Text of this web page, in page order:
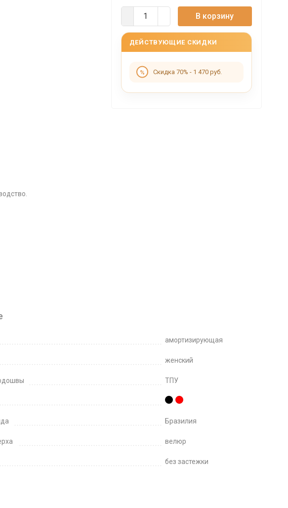
В корзину
ДЕЙСТВУЮЩИЕ СКИДКИ
Скидка 70% - 1 470 руб.
амортизирующая
женский
ТПУ
Бразилия
велюр
без застежки